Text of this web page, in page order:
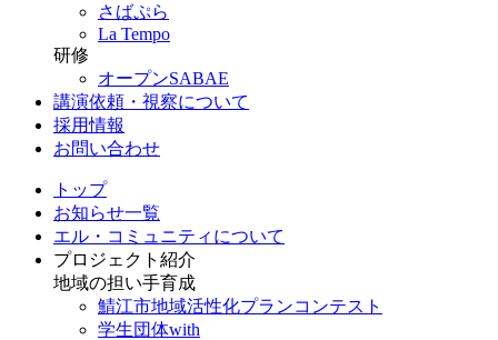
さばぷら
La Tempo
研修
オープンSABAE
講演依頼・視察について
採用情報
お問い合わせ
トップ
お知らせ一覧
エル・コミュニティについて
プロジェクト紹介
地域の担い手育成
鯖江市地域活性化プランコンテスト
学生団体with